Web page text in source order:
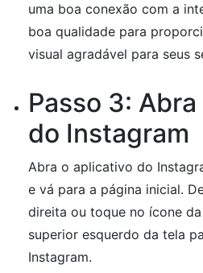
uma boa conexão com a
boa qualidade para
visual agradável para seus
Passo 3:
do Instagram
Abra o aplicativo do
e vá para a página inicial.
direita ou toque no ícone
superior esquerdo da tela
Instagram.